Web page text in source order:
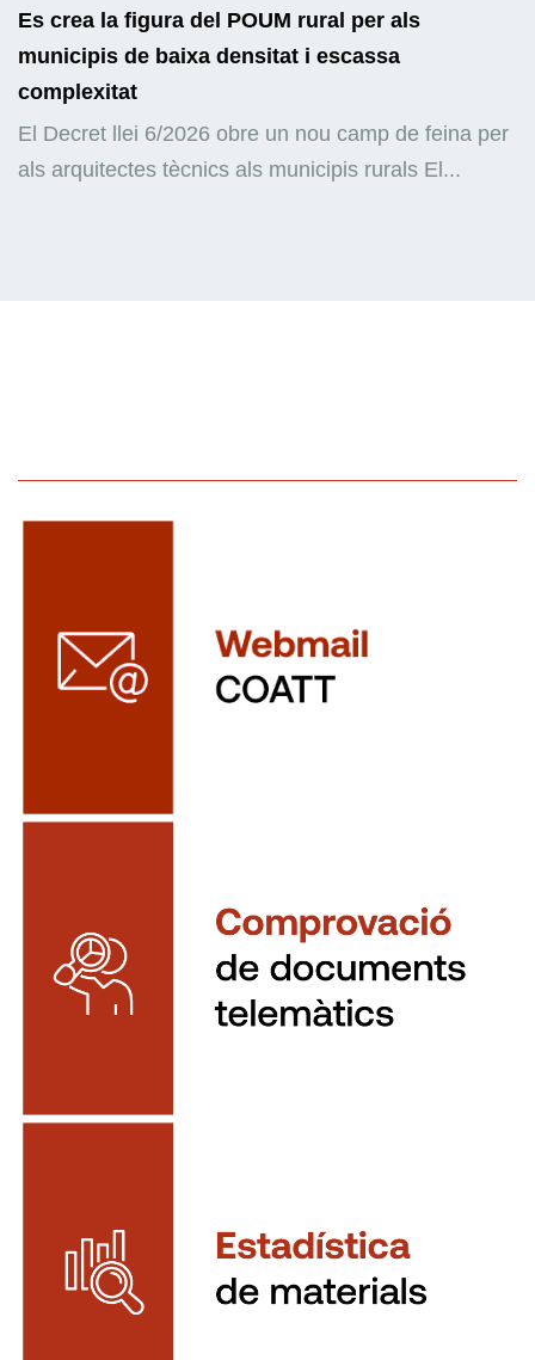
Es crea la figura del POUM rural per als
municipis de baixa densitat i escassa
complexitat
El Decret llei 6/2026 obre un nou camp de feina per
als arquitectes tècnics als municipis rurals El...